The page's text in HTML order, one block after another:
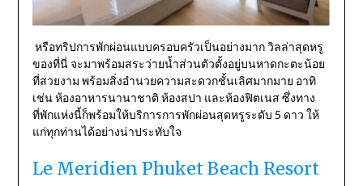
หรือทริปการพักผ่อนแบบครอบครัวเป็นอย่างมาก วิลล่าสุดหรู
ของที่นี่ จะมาพร้อมสระว่ายน้ำส่วนตัวตั้งอยู่บนหาดกะตะน้อย
ที่สวยงาม พร้อมสิ่งอำนวยความสะดวกชั้นเลิศมากมาย อาทิ
เช่น ห้องอาหารนานาชาติ ห้องสปา และห้องฟิตเนส ซึ่งทาง
ที่พักแห่งนี้ก็พร้อมให้บริการการพักผ่อนสุดหรูระดับ 5 ดาว ให้
แก่ทุกท่านได้อย่างน่าประทับใจ
Le Meridien Phuket Beach Resort